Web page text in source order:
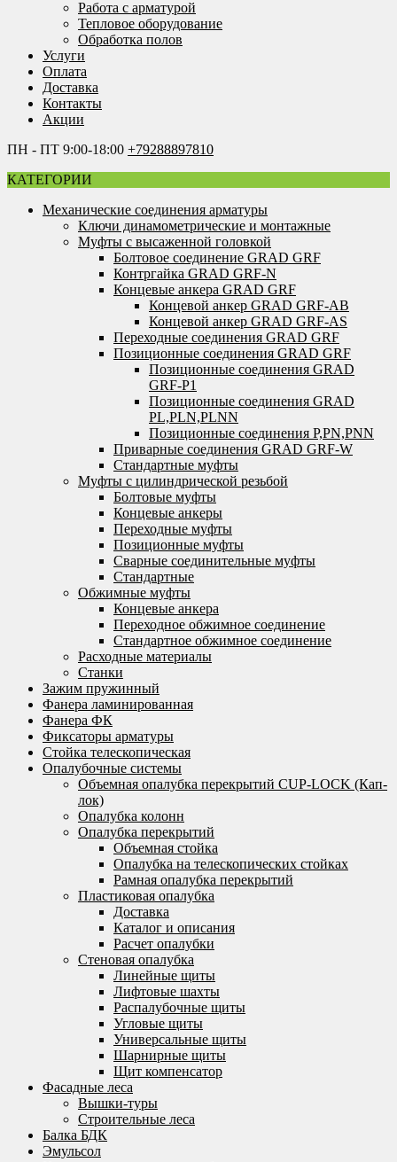
Работа с арматурой
Тепловое оборудование
Обработка полов
Услуги
Оплата
Доставка
Контакты
Акции
ПН - ПТ 9:00-18:00 +79288897810
КАТЕГОРИИ
Механические соединения арматуры
Ключи динамометрические и монтажные
Муфты с высаженной головкой
Болтовое соединение GRAD GRF
Контргайка GRAD GRF-N
Концевые анкера GRAD GRF
Концевой анкер GRAD GRF-AB
Концевой анкер GRAD GRF-AS
Переходные соединения GRAD GRF
Позиционные соединения GRAD GRF
Позиционные соединения GRAD
GRF-P1
Позиционные соединения GRAD
PL,PLN,PLNN
Позиционные соединения P,PN,PNN
Приварные соединения GRAD GRF-W
Стандартные муфты
Муфты с цилиндрической резьбой
Болтовые муфты
Концевые анкеры
Переходные муфты
Позиционные муфты
Сварные соединительные муфты
Стандартные
Обжимные муфты
Концевые анкера
Переходное обжимное соединение
Стандартное обжимное соединение
Расходные материалы
Станки
Зажим пружинный
Фанера ламинированная
Фанера ФК
Фиксаторы арматуры
Стойка телескопическая
Опалубочные системы
Объемная опалубка перекрытий CUP-LOCK (Кап-
лок)
Опалубка колонн
Опалубка перекрытий
Объемная стойка
Опалубка на телескопических стойках
Рамная опалубка перекрытий
Пластиковая опалубка
Доставка
Каталог и описания
Расчет опалубки
Стеновая опалубка
Линейные щиты
Лифтовые шахты
Распалубочные щиты
Угловые щиты
Универсальные щиты
Шарнирные щиты
Щит компенсатор
Фасадные леса
Вышки-туры
Строительные леса
Балка БДК
Эмульсол